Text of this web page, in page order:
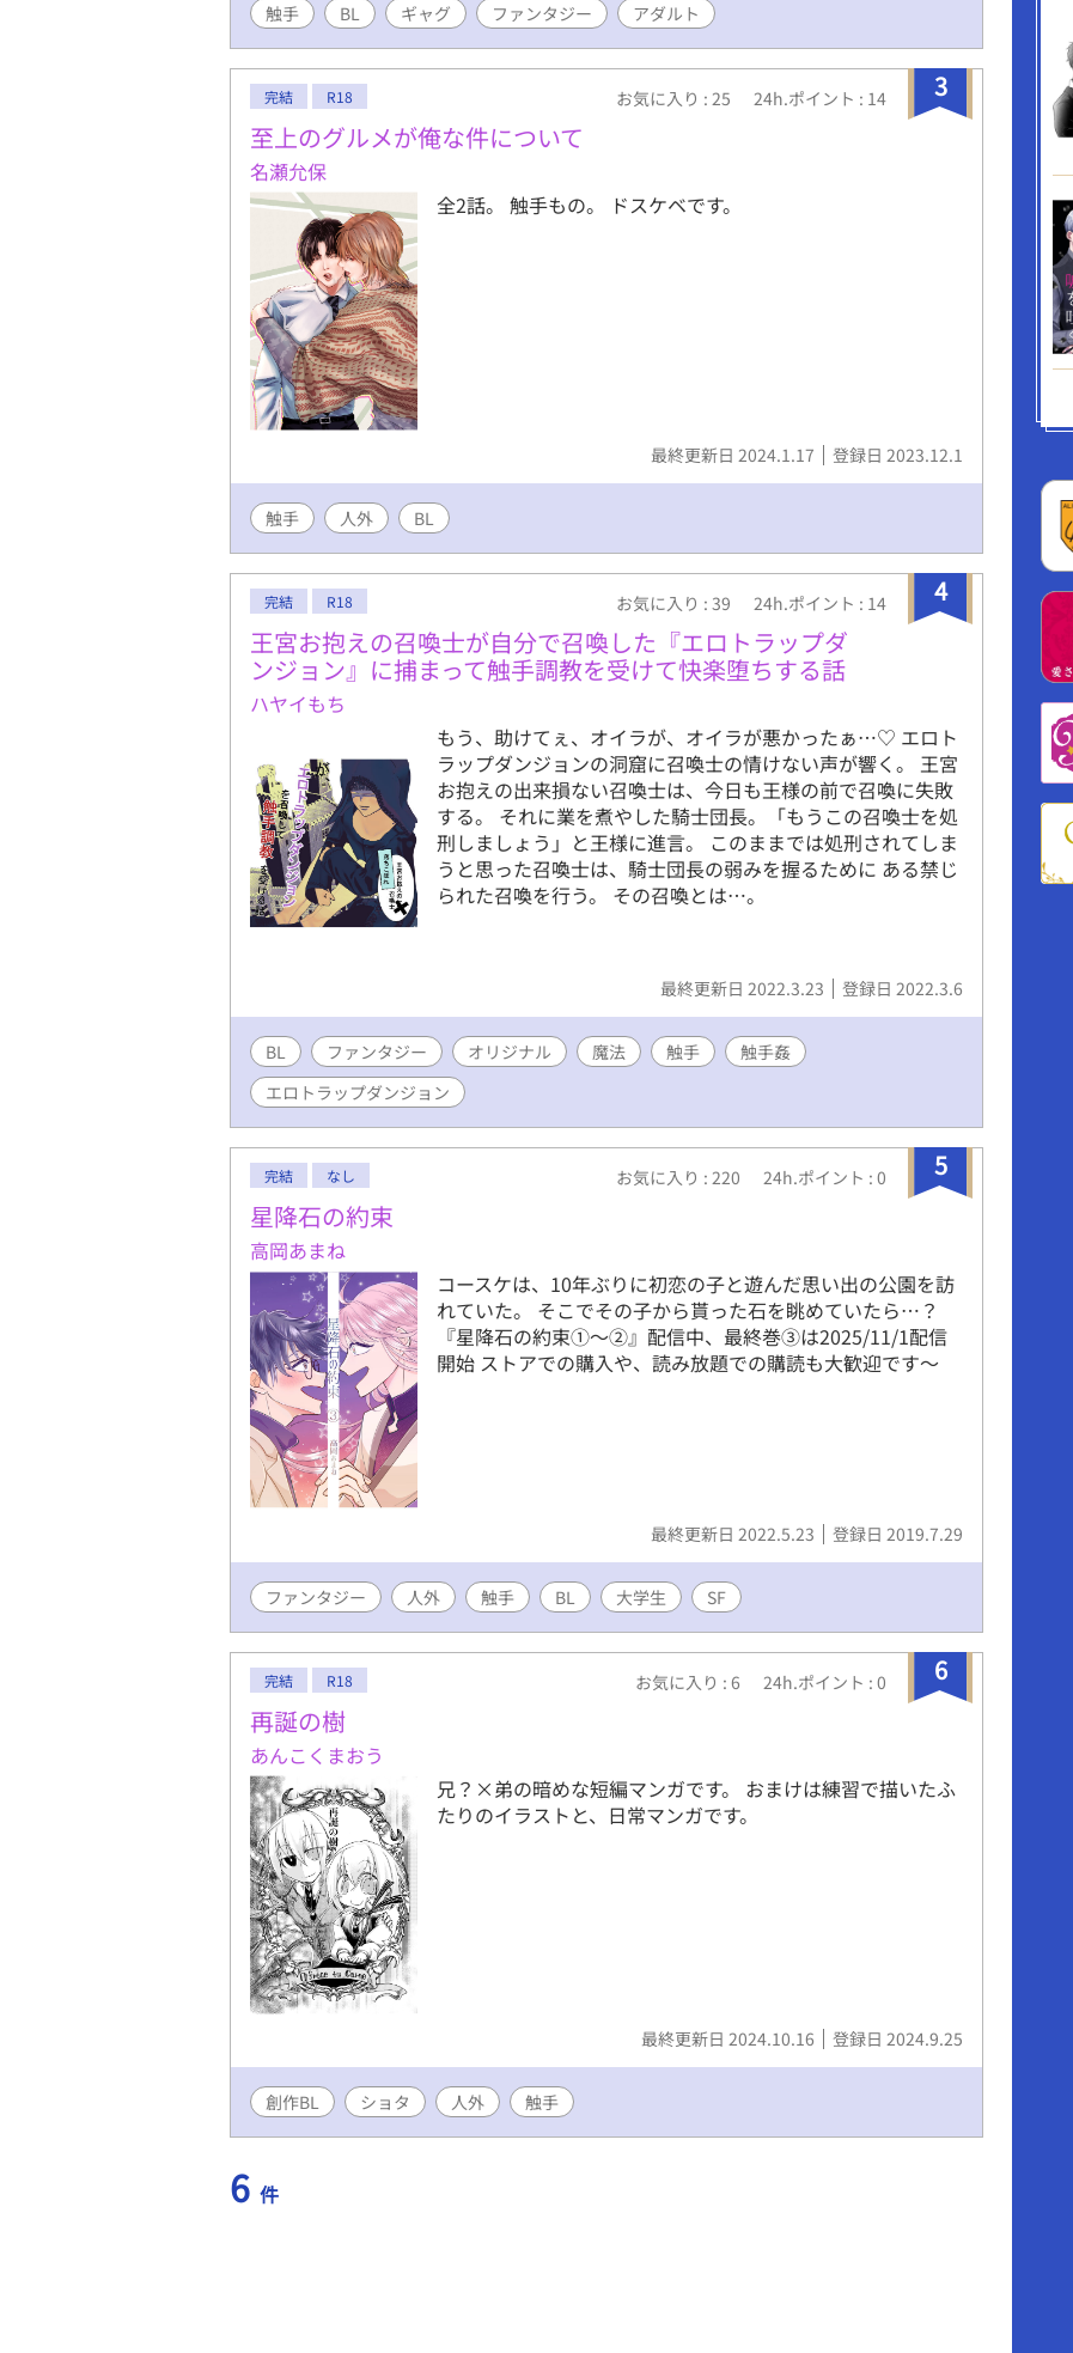
触手 BL ギャグ ファンタジー アダルト
3
完結 R18 お気に入り : 25 24h.ポイント : 14
至上のグルメが俺な件について
名瀬允保
全2話。 触手もの。 ドスケベです。
最終更新日 2024.1.17 登録日 2023.12.1
触手 人外 BL
4
完結 R18 お気に入り : 39 24h.ポイント : 14
王宮お抱えの召喚士が自分で召喚した『エロトラップダ
ンジョン』に捕まって触手調教を受けて快楽堕ちする話
ハヤイもち
もう、助けてぇ、オイラが、オイラが悪かったぁ…♡ エロト
ラップダンジョンの洞窟に召喚士の情けない声が響く。 王宮
お抱えの出来損ない召喚士は、今日も王様の前で召喚に失敗
する。 それに業を煮やした騎士団長。「もうこの召喚士を処
刑しましょう」と王様に進言。 このままでは処刑されてしま
うと思った召喚士は、騎士団長の弱みを握るために ある禁じ
られた召喚を行う。 その召喚とは…。
最終更新日 2022.3.23 登録日 2022.3.6
BL ファンタジー オリジナル 魔法 触手
触手姦
エロトラップダンジョン
5
完結 なし お気に入り : 220 24h.ポイント : 0
星降石の約束
高岡あまね
コースケは、10年ぶりに初恋の子と遊んだ思い出の公園を訪
れていた。 そこでその子から貰った石を眺めていたら…？
『星降石の約束①～②』配信中、最終巻③は2025/11/1配信
開始 ストアでの購入や、読み放題での購読も大歓迎です～
最終更新日 2022.5.23 登録日 2019.7.29
ファンタジー 人外 触手 BL 大学生 SF
6
完結 R18 お気に入り : 6 24h.ポイント : 0
再誕の樹
あんこくまおう
兄？×弟の暗めな短編マンガです。 おまけは練習で描いたふ
たりのイラストと、日常マンガです。
最終更新日 2024.10.16 登録日 2024.9.25
創作BL ショタ 人外 触手
6 件